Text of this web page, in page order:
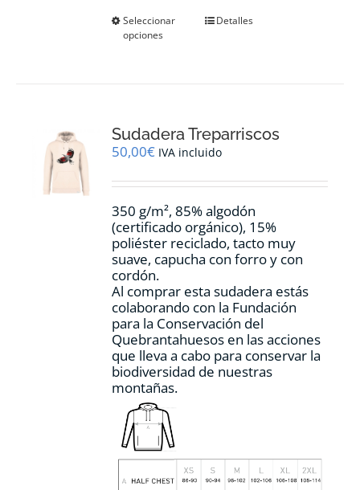
Seleccionar
opciones
Este
se
pueden
en
página
de
producto
Detalles
Sudadera Treparriscos
50,00€ IVA incluido
350 g/m², 85% algodón
(certificado orgánico), 15%
poliéster reciclado, tacto muy
suave, capucha con forro y con
cordón.
Al comprar esta sudadera estás
colaborando con la Fundación
para la Conservación del
Quebrantahuesos en las acciones
que lleva a cabo para conservar la
biodiversidad de nuestras
montañas.